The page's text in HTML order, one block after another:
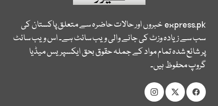
express.pkخبروں اور حالات حاضرہ سے متعلق پاکستان کی
سب سے زیادہ وزٹ کی جانے والی ویب سائٹ ہے۔ اس ویب سائٹ
پر شائع شدہ تمام مواد کے جملہ حقوق بحق ایکسپریس میڈیا
گروپ محفوظ ہیں۔